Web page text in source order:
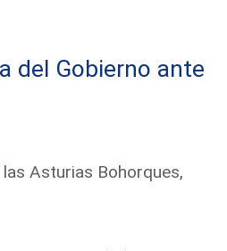
del Gobierno ante
Asturias Bohorques,